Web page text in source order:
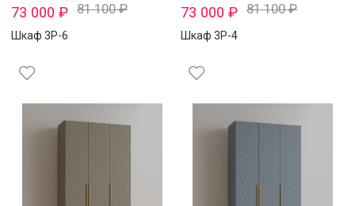
73 000 ₽ 81 100₽
Шкаф 3Р-6
73 000₽ 81 100₽
Шкаф 3Р-4